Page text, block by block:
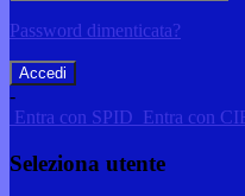
Password dimenticata?
-
Entra con SPID Entra con
Seleziona utente